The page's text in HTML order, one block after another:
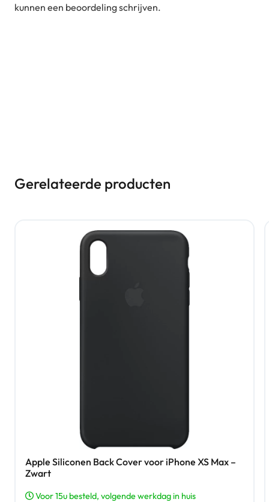
kunnen een beoordeling schrijven.
Gerelateerde producten
Apple Siliconen Back Cover voor iPhone XS Max –
Zwart
Voor 15u besteld, volgende werkdag in huis